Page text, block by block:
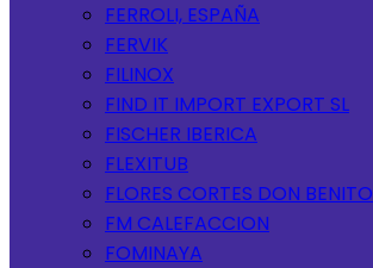
FERROLI, ESPAÑA
FERVIK
FILINOX
FIND IT IMPORT EXPORT SL
FISCHER IBERICA
FLEXITUB
FLORES CORTES DON BENITO
FM CALEFACCION
FOMINAYA